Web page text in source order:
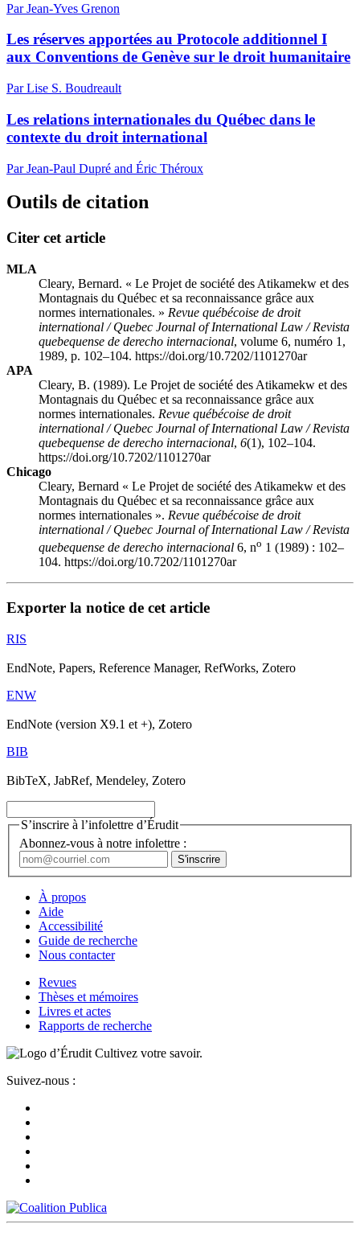
Par Jean-Yves Grenon
Les réserves apportées au Protocole additionnel I
aux Conventions de Genève sur le droit humanitaire
Par Lise S. Boudreault
Les relations internationales du Québec dans le
contexte du droit international
Par Jean-Paul Dupré and Éric Théroux
Outils de citation
Citer cet article
MLA
Cleary, Bernard. « Le Projet de société des Atikamekw et des
Montagnais du Québec et sa reconnaissance grâce aux
normes internationales. » Revue québécoise de droit
international / Quebec Journal of International Law / Revista
quebequense de derecho internacional, volume 6, numéro 1,
1989, p. 102–104. https://doi.org/10.7202/1101270ar
APA
Cleary, B. (1989). Le Projet de société des Atikamekw et des
Montagnais du Québec et sa reconnaissance grâce aux
normes internationales. Revue québécoise de droit
international / Quebec Journal of International Law / Revista
quebequense de derecho internacional, 6(1), 102–104.
https://doi.org/10.7202/1101270ar
Chicago
Cleary, Bernard « Le Projet de société des Atikamekw et des
Montagnais du Québec et sa reconnaissance grâce aux
normes internationales ». Revue québécoise de droit
international / Quebec Journal of International Law / Revista
quebequense de derecho internacional 6, no 1 (1989) : 102–
104. https://doi.org/10.7202/1101270ar
Exporter la notice de cet article
RIS
EndNote, Papers, Reference Manager, RefWorks, Zotero
ENW
EndNote (version X9.1 et +), Zotero
BIB
BibTeX, JabRef, Mendeley, Zotero
S’inscrire à l’infolettre d’Érudit
Abonnez-vous à notre infolettre :
À propos
Aide
Accessibilité
Guide de recherche
Nous contacter
Revues
Thèses et mémoires
Livres et actes
Rapports de recherche
Cultivez votre savoir.
Suivez-nous :